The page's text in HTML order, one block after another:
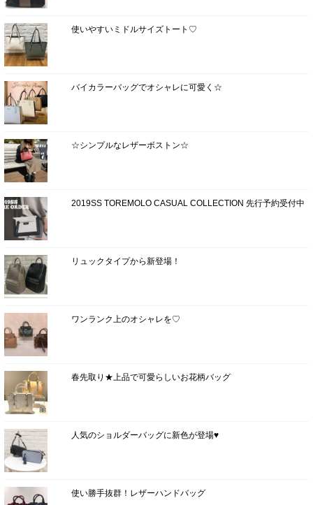
使いやすいミドルサイズトート♡
バイカラーバッグでオシャレに可愛く☆
☆シンプルなレザーボストン☆
2019SS TOREMOLO CASUAL COLLECTION 先行予約受付中
リュックタイプから新登場！
ワンランク上のオシャレを♡
春先取り★上品で可愛らしいお花柄バッグ
人気のショルダーバッグに新色が登場♥
使い勝手抜群！レザーハンドバッグ